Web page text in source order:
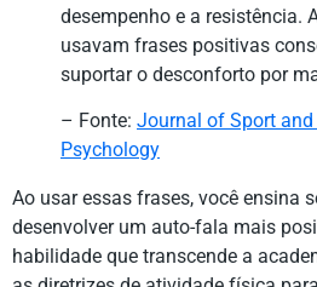
desempenho e a resistência.
usavam frases positivas
suportar o desconforto por
– Fonte: Journal of Sport and
Psychology
Ao usar essas frases, você ensina
desenvolver um auto-fala mais
habilidade que transcende a